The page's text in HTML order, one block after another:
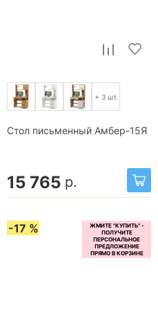
+ 3 шт.
Стол письменный Амбер-15Я
15 765 р.
-17 %